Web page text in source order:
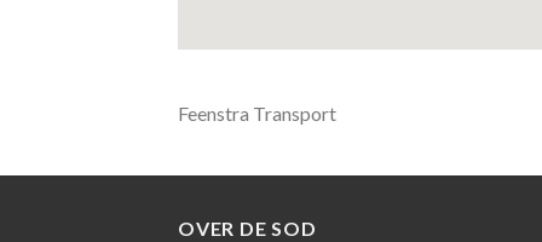
Feenstra Transport
OVER DE SOD